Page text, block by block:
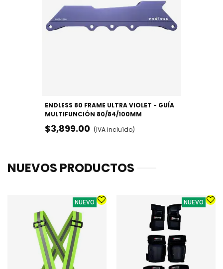
ENDLESS 80 FRAME ULTRA VIOLET - GUÍA
MULTIFUNCIÓN 80/84/100MM
$3,899.00 (IVA incluído)
NUEVOS PRODUCTOS
NUEVO NUEVO